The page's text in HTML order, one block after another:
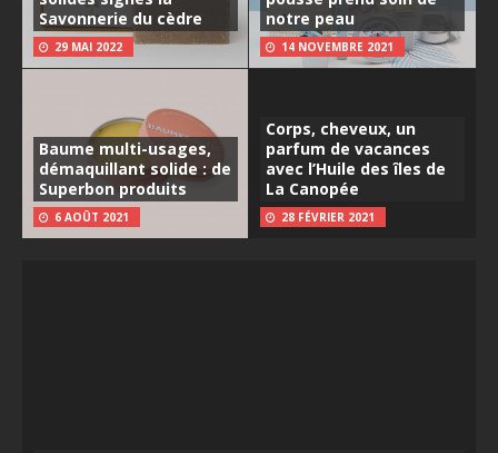
Savonnerie du cèdre
29 MAI 2022
notre peau
14 NOVEMBRE 2021
Baume multi-usages,
démaquillant solide : de
Superbon produits
6 AOÛT 2021
Corps, cheveux, un
parfum de vacances
avec l’Huile des îles de
La Canopée
28 FÉVRIER 2021